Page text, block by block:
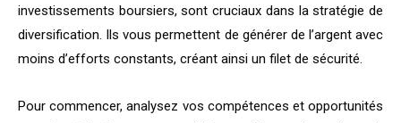
investissements boursiers, sont cruciaux dans la stratégie de
diversification. Ils vous permettent de générer de l’argent avec
moins d’efforts constants, créant ainsi un filet de sécurité.
Pour commencer, analysez vos compétences et opportunités